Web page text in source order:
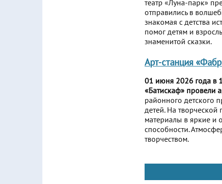
театр «Луна-парк»
отправились в
знакомая с детства
помог детям и
знаменитой сказки.
Арт-станция
01 июня 2026 года в
«Батискаф» провели
районного детского
детей. На
материалы в яркие и
способности.
творчеством.